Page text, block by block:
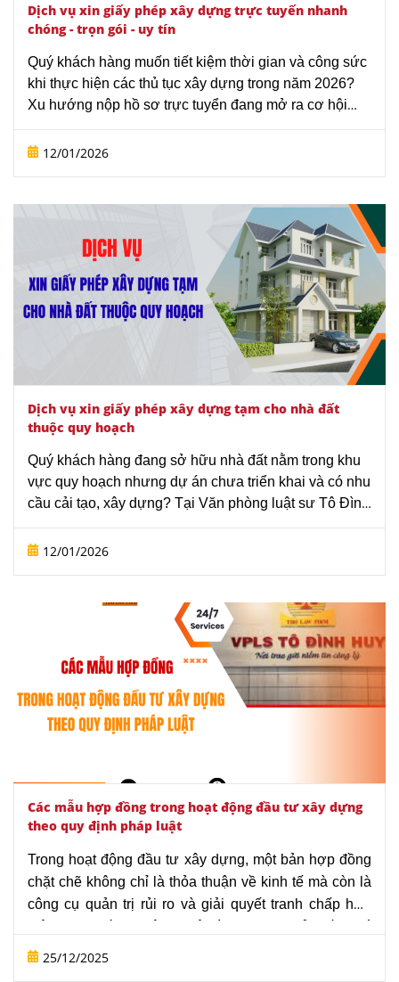
Dịch vụ xin giấy phép xây dựng trực tuyến nhanh
chóng - trọn gói - uy tín
Quý khách hàng muốn tiết kiệm thời gian và công sức
khi thực hiện các thủ tục xây dựng trong năm 2026?
Xu hướng nộp hồ sơ trực tuyển đang mở ra cơ hội
giải quyết nhanh gọn hơn, nhưng đòi hỏi sự chuẩn
xác tuyệt đối về hồ sơ số. Hãy trải nghiệm dịch vụ xin
12/01/2026
Dịch vụ xin giấy phép xây dựng tạm cho nhà đất
thuộc quy hoạch
Quý khách hàng đang sở hữu nhà đất nằm trong khu
vực quy hoạch nhưng dự án chưa triển khai và có nhu
cầu cải tạo, xây dựng? Tại Văn phòng luật sư Tô Đình
Huy, chúng tôi cung cấp dịch vụ xin giấy phép xây
dựng tạm trọn gói, thực hiện tư vấn giúp Quý khách
12/01/2026
Các mẫu hợp đồng trong hoạt động đầu tư xây dựng
theo quy định pháp luật
Trong hoạt động đầu tư xây dựng, một bản hợp đồng
chặt chẽ không chỉ là thỏa thuận về kinh tế mà còn là
công cụ quản trị rủi ro và giải quyết tranh chấp hữu
khách bài viết “Các mẫu hợp đồng tiêu chuẩn trong
25/12/2025